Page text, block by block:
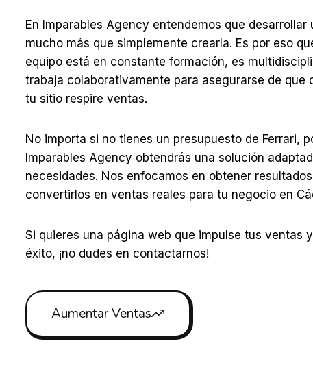
En Imparables Agency entendemos que desarrollar
mucho más que simplemente crearla. Es por eso
equipo está en constante formación, es
trabaja colaborativamente para asegurarse de que
tu sitio respire ventas.
No importa si no tienes un presupuesto de Ferrari,
Imparables Agency obtendrás una solución
necesidades. Nos enfocamos en obtener
convertirlos en ventas reales para tu negocio en
Si quieres una página web que impulse tus ventas
éxito, ¡no dudes en contactarnos!
Aumentar Ventas